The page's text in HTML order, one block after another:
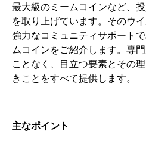
最大級のミームコインなど、
を取り上げています。そのウ
強力なコミュニティサポート
ムコインをご紹介します。専
ことなく、目立つ要素とその
きことをすべて提供します。
主なポイント